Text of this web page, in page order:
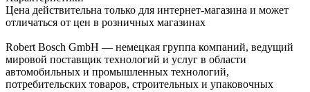
Цена действительна только для интернет-магазина и может
отличаться от цен в розничных магазинах
Robert Bosch GmbH — немецкая группа компаний, ведущий
мировой поставщик технологий и услуг в области
автомобильных и промышленных технологий,
потребительских товаров, строительных и упаковочных